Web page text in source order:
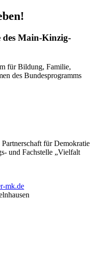
Main-Kinzig-
für Bildung, Familie,
des Bundesprogramms
für Demokratie
und Fachstelle „Vielfalt
mk.de